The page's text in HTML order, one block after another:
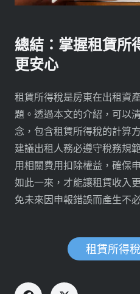
總結：掌握租賃所
更安心
租賃所得稅是房東在出租資
題。透過本文的介紹，可以
念，包含租賃所得稅的計算
建議出租人務必遵守稅務規
用相關費用扣除權益，確保
如此一來，才能讓租賃收入
免未來因申報錯誤而產生不
租賃所得